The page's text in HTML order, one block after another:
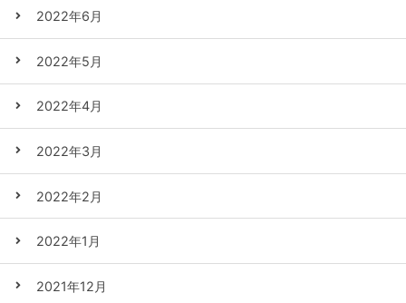
2022年6月
2022年5月
2022年4月
2022年3月
2022年2月
2022年1月
2021年12月